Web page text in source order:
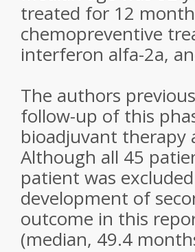
treated for 12
chemopreventive
interferon alfa-2a,
The authors
follow-up of this
bioadjuvant therapy
Although all 45
patient was
development of
outcome in this
(median, 49.4